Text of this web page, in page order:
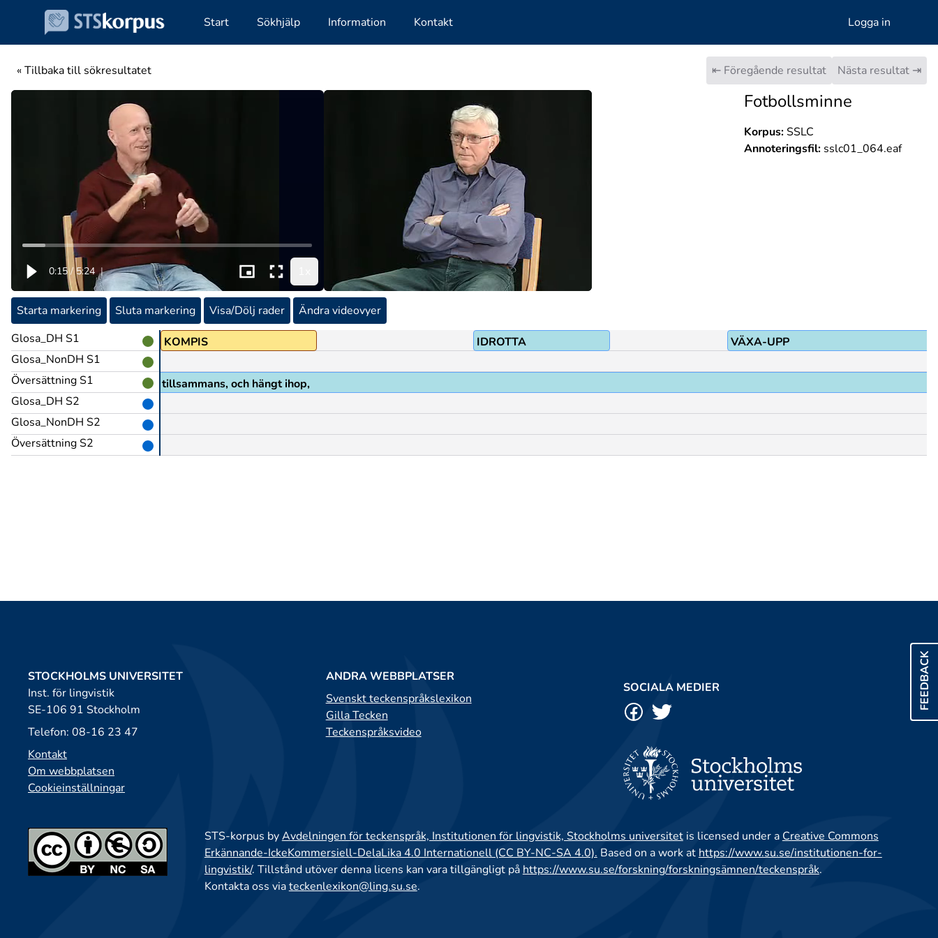
Start Sökhjälp Information Kontakt Logga in
« Tillbaka till sökresultatet ⇤ Föregående resultat Nästa resultat ⇥
0:15 / 5:24 |
Fotbollsminne
Korpus:SSLC
Annoteringsfil:sslc01_064.eaf
Starta markering Sluta markering Visa/Dölj rader
Ändra videovyer
Glosa_DH S1
Glosa_NonDH S1
Översättning S1
Glosa_DH S2
Glosa_NonDH S2
Översättning S2
PERF KOMPIS IDROTTA VÄXA-UPP
hade växt upp med idrotten tillsammans, och hängt ihop,
FEEDBACK
STOCKHOLMS UNIVERSITET
Inst. för lingvistik
SE-106 91 Stockholm
Telefon: 08-16 23 47
Kontakt
Om webbplatsen
Cookieinställningar
ANDRA WEBBPLATSER
Svenskt teckenspråkslexikon
Gilla Tecken
Teckenspråksvideo
SOCIALA MEDIER
STS-korpus byAvdelningen för teckenspråk, Institutionen för lingvistik, Stockholms universitetis licensed under a Creative Commons
Erkännande-IckeKommersiell-DelaLika 4.0 Internationell (CC BY-NC-SA 4.0). Based on a work at https://www.su.se/institutionen-for-
lingvistik/. Tillstånd utöver denna licens kan vara tillgängligt på https://www.su.se/forskning/forskningsämnen/teckenspråk.
Kontakta oss viateckenlexikon@ling.su.se.